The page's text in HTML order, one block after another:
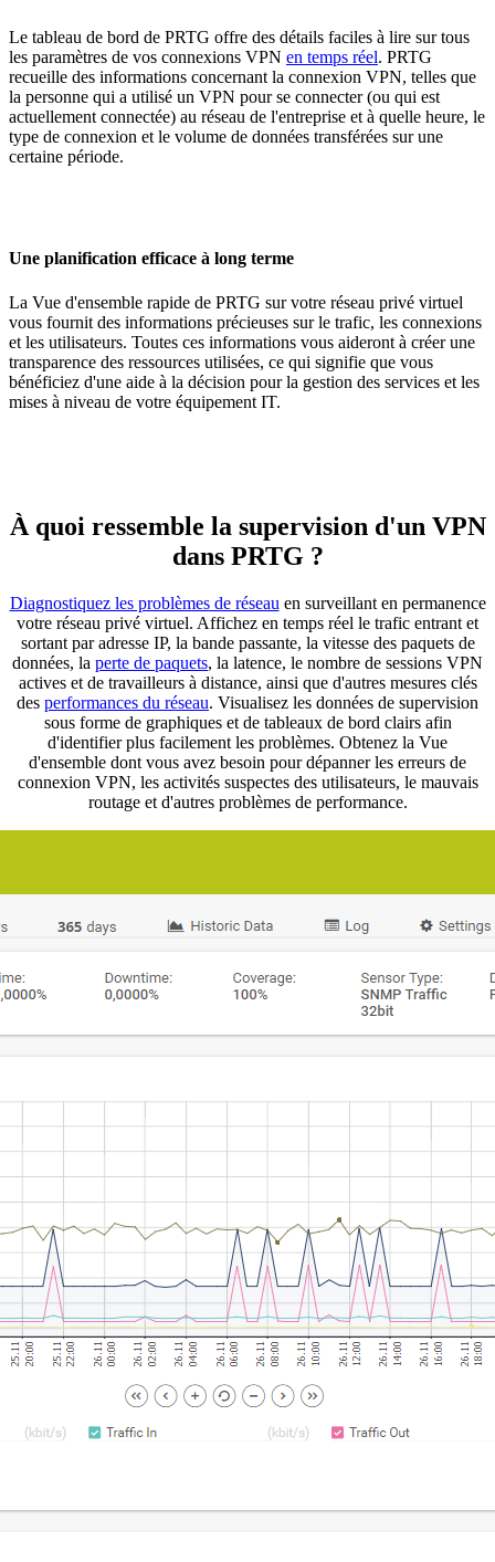
Le tableau de bord de PRTG offre des détails faciles à lire sur tous
les paramètres de vos connexions VPN en temps réel. PRTG
recueille des informations concernant la connexion VPN, telles que
la personne qui a utilisé un VPN pour se connecter (ou qui est
actuellement connectée) au réseau de l'entreprise et à quelle heure, le
type de connexion et le volume de données transférées sur une
certaine période.
Une planification efficace à long terme
La Vue d'ensemble rapide de PRTG sur votre réseau privé virtuel
vous fournit des informations précieuses sur le trafic, les connexions
et les utilisateurs. Toutes ces informations vous aideront à créer une
transparence des ressources utilisées, ce qui signifie que vous
bénéficiez d'une aide à la décision pour la gestion des services et les
mises à niveau de votre équipement IT.
À quoi ressemble la supervision d'un VPN
dans PRTG ?
Diagnostiquez les problèmes de réseau en surveillant en permanence
votre réseau privé virtuel. Affichez en temps réel le trafic entrant et
sortant par adresse IP, la bande passante, la vitesse des paquets de
données, la perte de paquets, la latence, le nombre de sessions VPN
actives et de travailleurs à distance, ainsi que d'autres mesures clés
des performances du réseau. Visualisez les données de supervision
sous forme de graphiques et de tableaux de bord clairs afin
d'identifier plus facilement les problèmes. Obtenez la Vue
d'ensemble dont vous avez besoin pour dépanner les erreurs de
connexion VPN, les activités suspectes des utilisateurs, le mauvais
routage et d'autres problèmes de performance.